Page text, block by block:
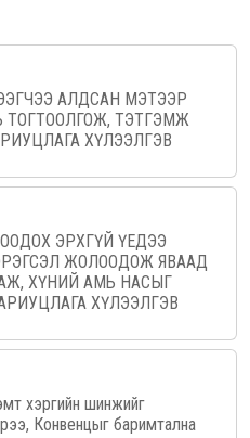
АЛДСАН МЭТЭЭР
ТОГТООЛГОЖ, ТЭТГЭМЖ
ХҮЛЭЭЛГЭВ
ЭРХГҮЙ ҮЕДЭЭ
ЖОЛООДОЖ ЯВААД
ХҮНИЙ АМЬ НАСЫГ
ХҮЛЭЭЛГЭВ
хэргийн шинжийг
Конвенцыг баримтална